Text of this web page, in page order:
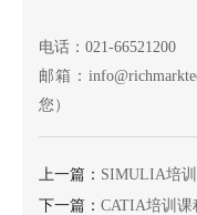
电话： 021-66521200
邮箱：
您）
上一篇： SIMULIA培
下一篇： CATIA培训